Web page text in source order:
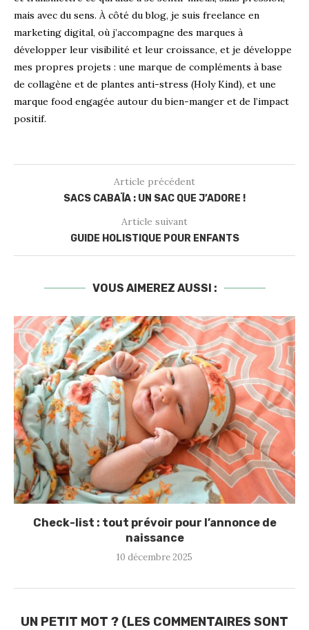
mais avec du sens. À côté du blog, je suis freelance en
marketing digital, où j’accompagne des marques à
développer leur visibilité et leur croissance, et je développe
mes propres projets : une marque de compléments à base
de collagène et de plantes anti-stress (Holy Kind), et une
marque food engagée autour du bien-manger et de l’impact
positif.
Article précédent
SACS CABAÏA : UN SAC QUE J’ADORE !
Article suivant
GUIDE HOLISTIQUE POUR ENFANTS
VOUS AIMEREZ AUSSI :
Check-list : tout prévoir pour l’annonce de
naissance
10 décembre 2025
UN PETIT MOT ? (LES COMMENTAIRES SONT